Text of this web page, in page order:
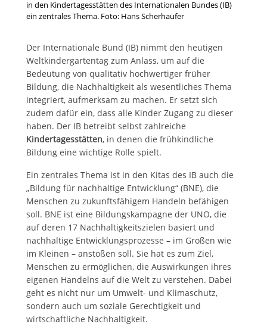
in den Kindertagesstätten des Internationalen Bundes (IB)
ein zentrales Thema. Foto: Hans Scherhaufer
Der Internationale Bund (IB) nimmt den heutigen
Weltkindergartentag zum Anlass, um auf die
Bedeutung von qualitativ hochwertiger früher
Bildung, die Nachhaltigkeit als wesentliches Thema
integriert, aufmerksam zu machen. Er setzt sich
zudem dafür ein, dass alle Kinder Zugang zu dieser
haben. Der IB betreibt selbst zahlreiche
Kindertagesstätten, in denen die frühkindliche
Bildung eine wichtige Rolle spielt.
Ein zentrales Thema ist in den Kitas des IB auch die
„Bildung für nachhaltige Entwicklung“ (BNE), die
Menschen zu zukunftsfähigem Handeln befähigen
soll. BNE ist eine Bildungskampagne der UNO, die
auf deren 17 Nachhaltigkeitszielen basiert und
nachhaltige Entwicklungsprozesse – im Großen wie
im Kleinen – anstoßen soll. Sie hat es zum Ziel,
Menschen zu ermöglichen, die Auswirkungen ihres
eigenen Handelns auf die Welt zu verstehen. Dabei
geht es nicht nur um Umwelt- und Klimaschutz,
sondern auch um soziale Gerechtigkeit und
wirtschaftliche Nachhaltigkeit.